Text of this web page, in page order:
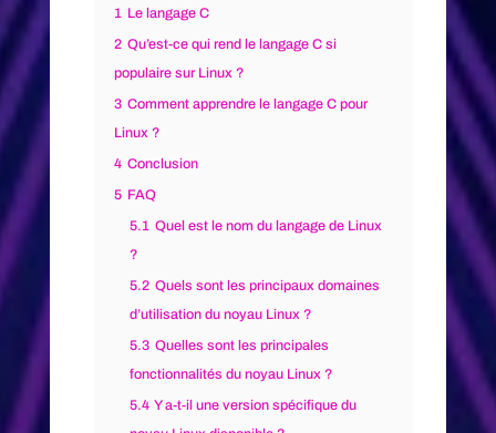
1 Le langage C
2 Qu’est-ce qui rend le langage C si
populaire sur Linux ?
3 Comment apprendre le langage C pour
Linux ?
4 Conclusion
5 FAQ
5.1 Quel est le nom du langage de Linux
?
5.2 Quels sont les principaux domaines
d’utilisation du noyau Linux ?
5.3 Quelles sont les principales
fonctionnalités du noyau Linux ?
5.4 Y a-t-il une version spécifique du